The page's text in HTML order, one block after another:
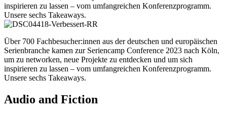
inspirieren zu lassen – vom umfangreichen Konferenzprogramm.
Unsere sechs Takeaways.
Über 700 Fachbesucher:innen aus der deutschen und europäischen
Serienbranche kamen zur Seriencamp Conference 2023 nach Köln,
um zu networken, neue Projekte zu entdecken und um sich
inspirieren zu lassen – vom umfangreichen Konferenzprogramm.
Unsere sechs Takeaways.
Audio and Fiction